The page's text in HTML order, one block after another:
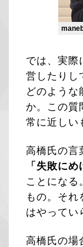
では、実際
営したりし
どのような
か。この質
常に近しい
高橋氏の言
「失敗に
ことになる
もの。そ
はやってい
高橋氏の場